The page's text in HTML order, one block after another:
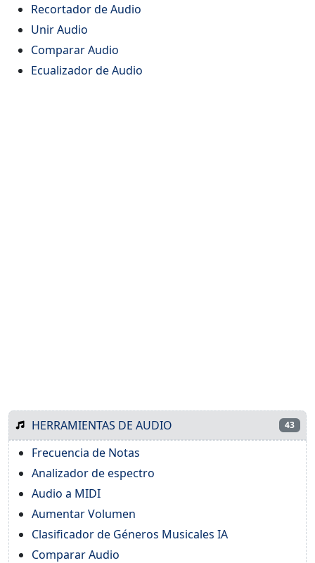
Recortador de Audio
Unir Audio
Comparar Audio
Ecualizador de Audio
HERRAMIENTAS DE AUDIO 43
Frecuencia de Notas
Analizador de espectro
Audio a MIDI
Aumentar Volumen
Clasificador de Géneros Musicales IA
Comparar Audio